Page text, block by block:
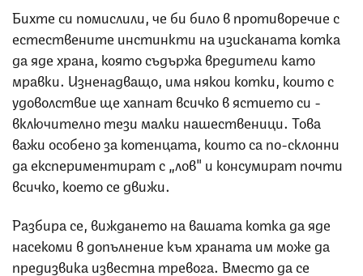
Бихте си помислили, че би било в противоречие с
естествените инстинкти на изисканата котка
да яде храна, която съдържа вредители като
мравки. Изненадващо, има някои котки, които с
удоволствие ще хапнат всичко в ястието си -
включително тези малки нашественици. Това
важи особено за котенцата, които са по-склонни
да експериментират с „лов" и консумират почти
всичко, което се движи.
Разбира се, виждането на вашата котка да яде
насекоми в допълнение към храната им може да
предизвика известна тревога. Вместо да се